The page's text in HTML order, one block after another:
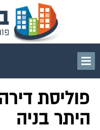
פוליסת
היתר בניה